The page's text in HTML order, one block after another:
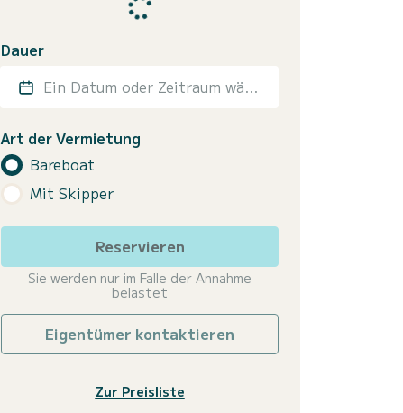
Dauer
Ein Datum oder Zeitraum wählen
Art der Vermietung
Bareboat
Mit Skipper
Reservieren
Sie werden nur im Falle der Annahme
belastet
Eigentümer kontaktieren
Zur Preisliste